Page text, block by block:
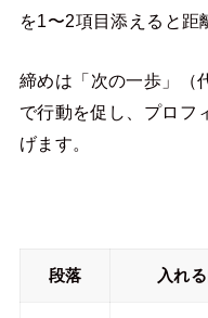
を1〜2項目添えると距
締めは「次の一歩」（
で行動を促し、プロフ
げます。
段落 入れ